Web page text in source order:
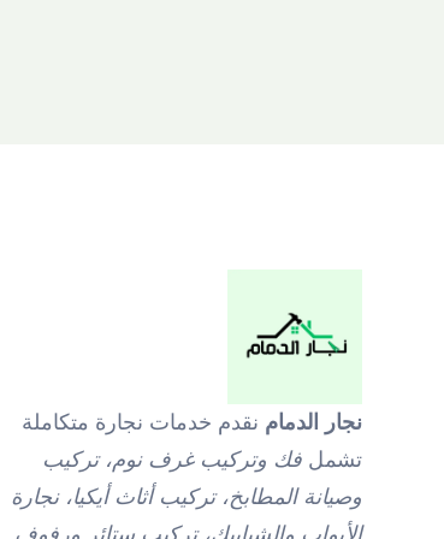
نجار الدمام نقدم خدمات نجارة متكاملة
تشمل فك وتركيب غرف نوم، تركيب
وصيانة المطابخ، تركيب أثاث أيكيا، نجارة